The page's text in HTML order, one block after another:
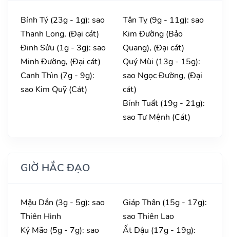
Bính Tý (23g - 1g): sao
Thanh Long, (Đại cát)
Đinh Sửu (1g - 3g): sao
Minh Đường, (Đại cát)
Canh Thìn (7g - 9g):
sao Kim Quỹ (Cát)
Tân Tỵ (9g - 11g): sao
Kim Đường (Bảo
Quang), (Đại cát)
Quý Mùi (13g - 15g):
sao Ngọc Đường, (Đại
cát)
Bính Tuất (19g - 21g):
sao Tư Mệnh (Cát)
GIỜ HẮC ĐẠO
Mậu Dần (3g - 5g): sao
Thiên Hình
Kỷ Mão (5g - 7g): sao
Giáp Thân (15g - 17g):
sao Thiên Lao
Ất Dậu (17g - 19g):